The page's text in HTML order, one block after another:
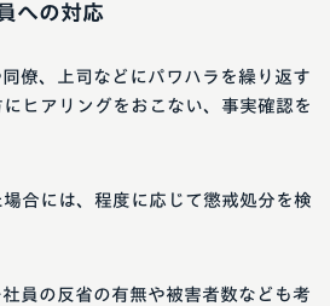
への対応
僚、上司などにパワハラを繰り返す
ヒアリングをおこない、事実確認を
合には、程度に応じて懲戒処分を検
員の反省の有無や被害者数なども考